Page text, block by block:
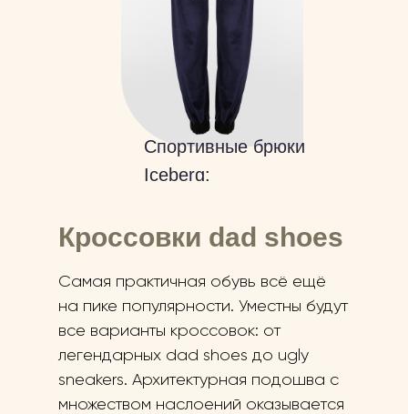
Спортивные брюки
Iceberg:
Кроссовки dad shoes
Самая практичная обувь всё ещё
на пике популярности. Уместны будут
все варианты кроссовок: от
легендарных dad shoes до ugly
sneakers. Архитектурная подошва с
множеством наслоений оказывается